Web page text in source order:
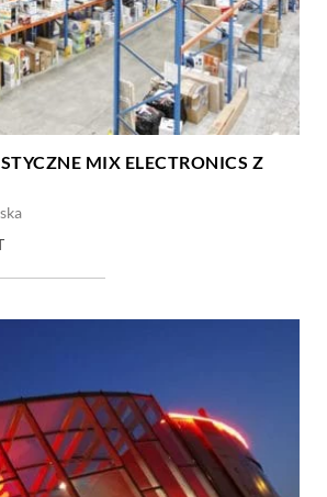
MIX ELECTRONICS Z